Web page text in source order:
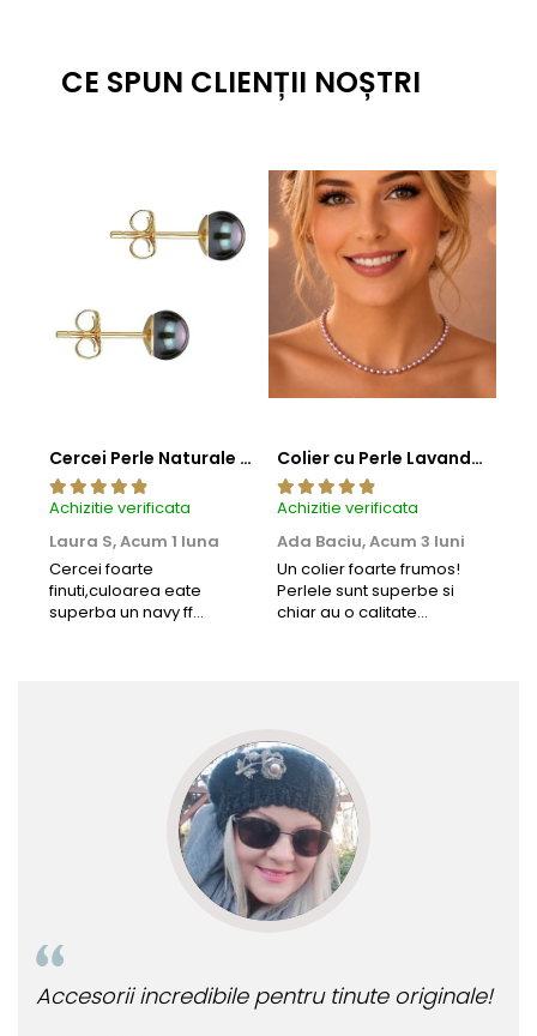
CE SPUN CLIENȚII NOȘTRI
Cercei Perle Naturale Negre 5-6 mm, Buton AAA, Aur 14K (aur 585), Tip Șurub | KASKADDA®
Achizitie verificata
Laura S,Acum 1 luna
Cercei foarte
finuti,culoarea eate
superba un navy ff
Colier cu Perle Lavanda la Baza Gatului, de 4-5 mm, Perle Rare, Calitate AAA+, Aur 14K | KASKADDA®
Achizitie verificata
Ada Baciu,Acum 3 luni
Un colier foarte frumos!
Perlele sunt superbe si
chiar au o calitate
incredibile pentru tinute originale! Bijuteria